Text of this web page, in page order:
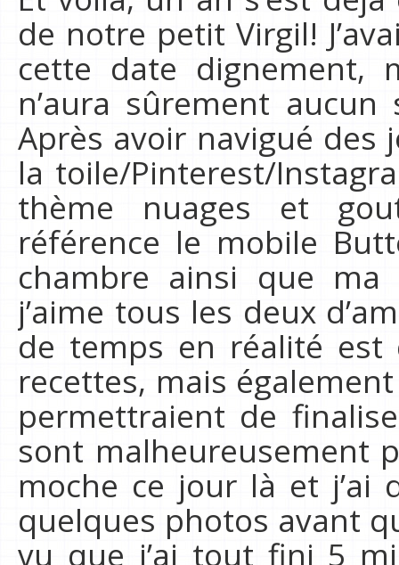
de notre petit Virgil!
cette date dignement,
n’aura sûrement
Après avoir navigué des
la toile/Pinterest/
thème nuages et
référence le mobile
chambre ainsi que
j’aime tous les deux
de temps en réalité
recettes, mais
permettraient de
sont malheureusement
moche ce jour là et j’ai
quelques photos avant
vu que j’ai tout fini 5